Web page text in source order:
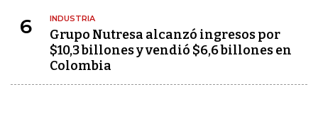
6 INDUSTRIA
Grupo Nutresa alcanzó ingresos por
$10,3 billones y vendió $6,6 billones en
Colombia